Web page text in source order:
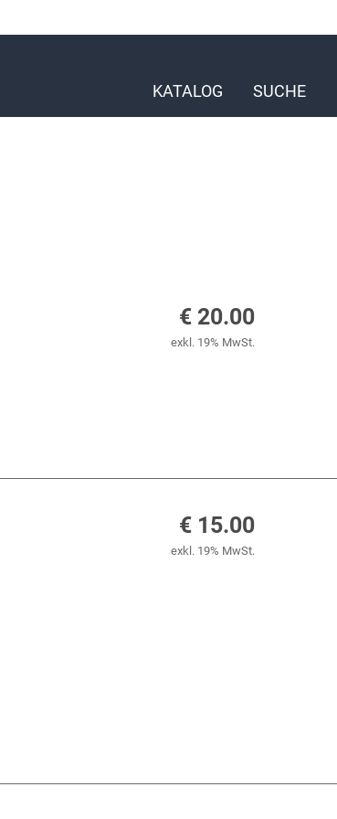
KATALOG SUCHE
€ 20.00
exkl. 19% MwSt.
€ 15.00
exkl. 19% MwSt.